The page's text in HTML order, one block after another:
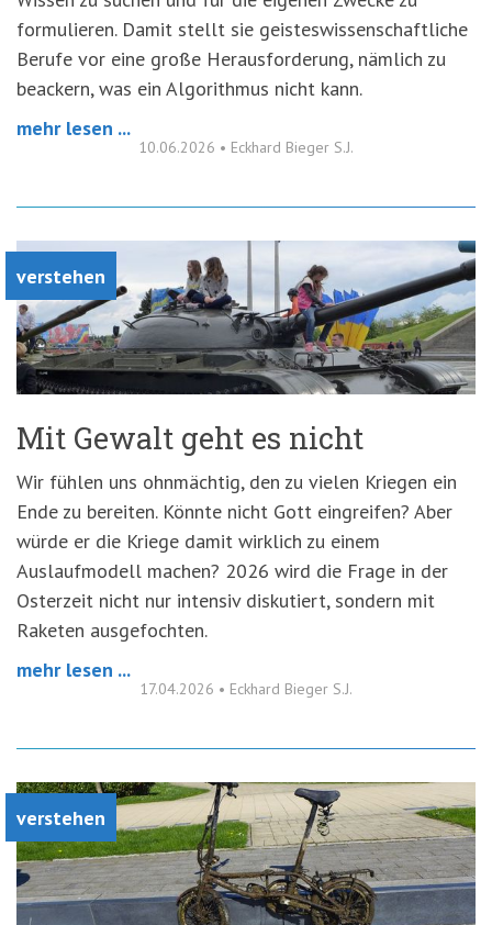
formulieren. Damit stellt sie geisteswissenschaftliche
Berufe vor eine große Herausforderung, nämlich zu
beackern, was ein Algorithmus nicht kann.
mehr lesen ...
10.06.2026 • Eckhard Bieger S.J.
verstehen
Mit Gewalt geht es nicht
Wir fühlen uns ohnmächtig, den zu vielen Kriegen ein
Ende zu bereiten. Könnte nicht Gott eingreifen? Aber
würde er die Kriege damit wirklich zu einem
Auslaufmodell machen? 2026 wird die Frage in der
Osterzeit nicht nur intensiv diskutiert, sondern mit
Raketen ausgefochten.
mehr lesen ...
17.04.2026 • Eckhard Bieger S.J.
verstehen